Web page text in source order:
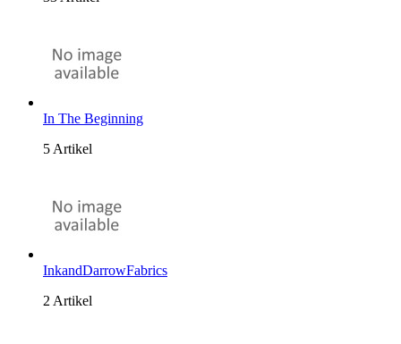
In The Beginning
5 Artikel
InkandDarrowFabrics
2 Artikel